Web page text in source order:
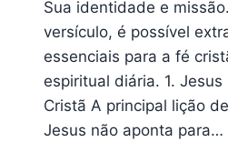
Sua identidade e
versículo, é possível
essenciais para a fé
espiritual diária. 1. Jesus
Cristã A principal lição
Jesus não aponta para…